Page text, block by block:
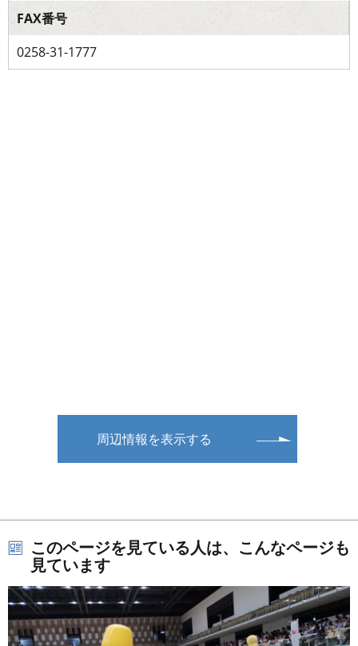
FAX番号
0258-31-1777
周辺情報を表示する
このページを見ている人は、こんなページも
見ています